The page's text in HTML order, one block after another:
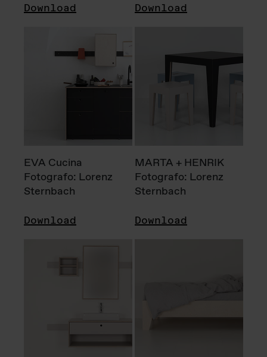
Download Download
EVA Cucina
Fotografo: Lorenz
Sternbach
Download
MARTA + HENRIK
Fotografo: Lorenz
Sternbach
Download